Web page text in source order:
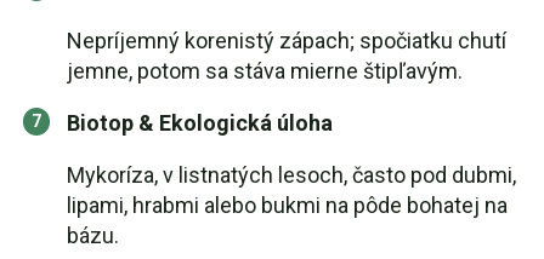
Nepríjemný korenistý zápach; spočiatku chutí
jemne, potom sa stáva mierne štipľavým.
Biotop & Ekologická úloha
Mykoríza, v listnatých lesoch, často pod dubmi,
lipami, hrabmi alebo bukmi na pôde bohatej na
bázu.